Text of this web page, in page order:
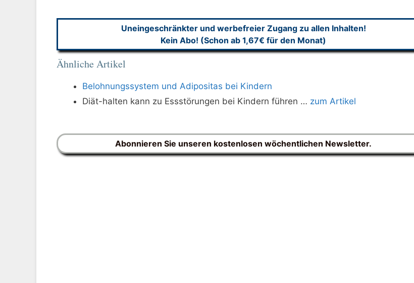
Uneingeschränkter und werbefreier Zugang zu allen Inhalten!
Kein Abo! (Schon ab 1,67€ für den Monat)
Ähnliche Artikel
Belohnungssystem und Adipositas bei Kindern
Diät-halten kann zu Essstörungen bei Kindern führen … zum Artikel
Abonnieren Sie unseren kostenlosen wöchentlichen Newsletter.